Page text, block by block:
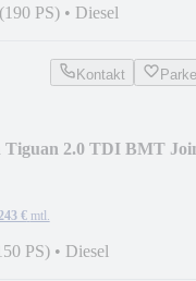
PS) • Diesel
Kontakt
Tiguan 2.0 TDI BMT
243 € mtl.
PS) • Diesel